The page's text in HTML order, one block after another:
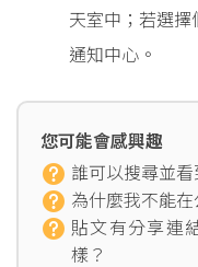
天室中；若選擇
通知中心。
您可能會感興趣
誰可以搜尋並
為什麼我不能
貼文有分享連
樣？